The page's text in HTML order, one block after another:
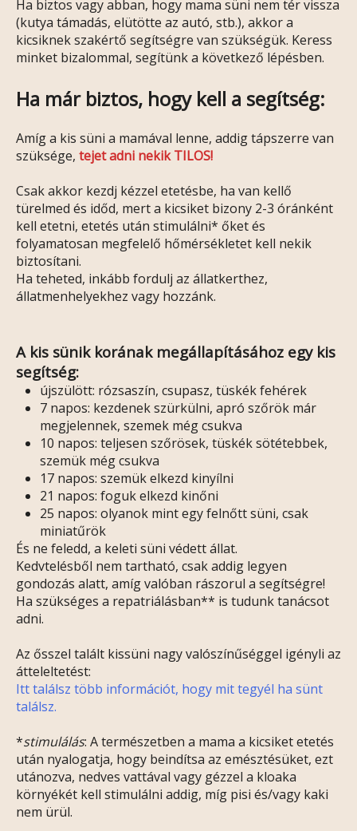
Ha biztos vagy abban, hogy mama süni nem tér vissza
(kutya támadás, elütötte az autó, stb.), akkor a
kicsiknek szakértő segítségre van szükségük. Keress
minket bizalommal, segítünk a következő lépésben.
Ha már biztos, hogy kell a segítség:
Amíg a kis süni a mamával lenne, addig tápszerre van
szüksége, tejet adni nekik TILOS!
Csak akkor kezdj kézzel etetésbe, ha van kellő
türelmed és időd, mert a kicsiket bizony 2-3 óránként
kell etetni, etetés után stimulálni* őket és
folyamatosan megfelelő hőmérsékletet kell nekik
biztosítani.
Ha teheted, inkább fordulj az állatkerthez,
állatmenhelyekhez vagy hozzánk.
A kis sünik korának megállapításához egy kis
segítség:
újszülött: rózsaszín, csupasz, tüskék fehérek
7 napos: kezdenek szürkülni, apró szőrök már
megjelennek, szemek még csukva
10 napos: teljesen szőrösek, tüskék sötétebbek,
szemük még csukva
17 napos: szemük elkezd kinyílni
21 napos: foguk elkezd kinőni
25 napos: olyanok mint egy felnőtt süni, csak
miniatűrök
És ne feledd, a keleti süni védett állat.
Kedvtelésből nem tartható, csak addig legyen
gondozás alatt, amíg valóban rászorul a segítségre!
Ha szükséges a repatriálásban** is tudunk tanácsot
adni.
Az ősszel talált kissüni nagy valószínűséggel igényli az
átteleltetést:
Itt találsz több információt, hogy mit tegyél ha sünt
találsz.
*stimulálás: A természetben a mama a kicsiket etetés
után nyalogatja, hogy beindítsa az emésztésüket, ezt
utánozva, nedves vattával vagy gézzel a kloaka
környékét kell stimulálni addig, míg pisi és/vagy kaki
nem ürül.